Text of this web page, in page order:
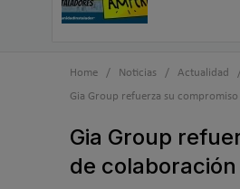
Home / Noticias / Actualidad
Gia Group refuerza su
Gia Group
de